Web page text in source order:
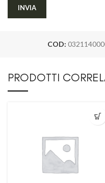
COD:
PRODOTTI